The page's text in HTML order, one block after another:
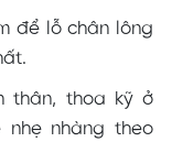
để lỗ chân lông
thân, thoa kỹ ở
nhẹ nhàng theo